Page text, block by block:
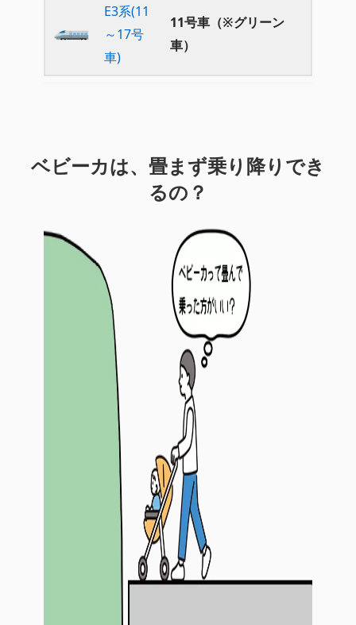
E3系(11
～17号
車)
11号車（※グリーン
車）
ベビーカは、畳まず乗り降りでき
るの？